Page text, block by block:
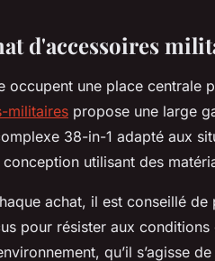
d'accessoires
occupent une place centrale
militaires propose une large
38-in-1 adapté aux
utilisant des
achat, il est conseillé
pour résister aux
qu’il s’agisse